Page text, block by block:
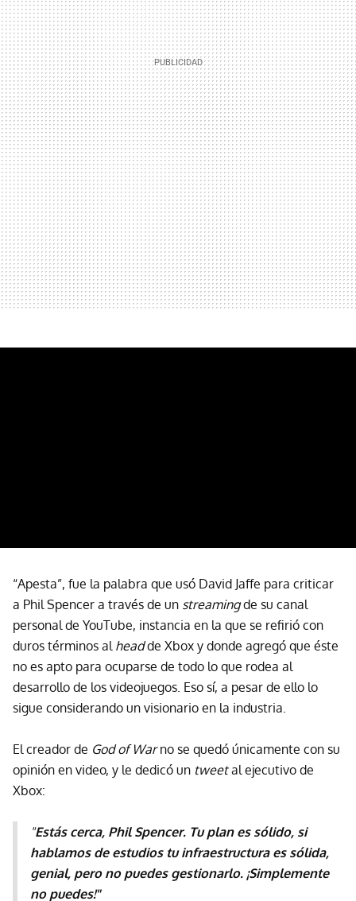
“Apesta”, fue la palabra que usó David Jaffe para criticar
a Phil Spencer a través de un streamingde su canal
personal de YouTube, instancia en la que se refirió con
duros términos al headde Xbox y donde agregó que éste
no es apto para ocuparse de todo lo que rodea al
desarrollo de los videojuegos. Eso sí, a pesar de ello lo
sigue considerando un visionario en la industria.
El creador de God of Warno se quedó únicamente con su
opinión en video, y le dedicó un tweetal ejecutivo de
Xbox:
"Estás cerca, Phil Spencer. Tu plan es sólido, si
hablamos de estudios tu infraestructura es sólida,
genial, pero no puedes gestionarlo. ¡Simplemente
no puedes!"